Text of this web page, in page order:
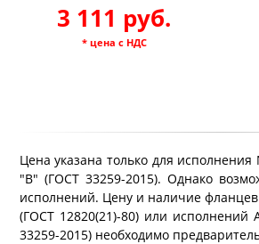
3 111 руб.
* цена с НДС
Цена указана только для
"B" (ГОСТ 33259-2015). Однако
исполнений. Цену и наличие
(ГОСТ 12820(21)-80) или исполнений
33259-2015) необходимо